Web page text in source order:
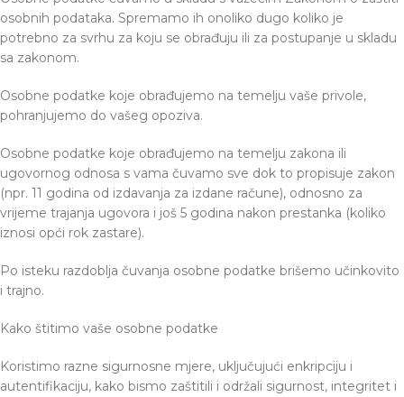
osobnih podataka. Spremamo ih onoliko dugo koliko je
potrebno za svrhu za koju se obrađuju ili za postupanje u skladu
sa zakonom.
Osobne podatke koje obrađujemo na temelju vaše privole,
pohranjujemo do vašeg opoziva.
Osobne podatke koje obrađujemo na temelju zakona ili
ugovornog odnosa s vama čuvamo sve dok to propisuje zakon
(npr. 11 godina od izdavanja za izdane račune), odnosno za
vrijeme trajanja ugovora i još 5 godina nakon prestanka (koliko
iznosi opći rok zastare).
Po isteku razdoblja čuvanja osobne podatke brišemo učinkovito
i trajno.
Kako štitimo vaše osobne podatke
Koristimo razne sigurnosne mjere, uključujući enkripciju i
autentifikaciju, kako bismo zaštitili i održali sigurnost, integritet i